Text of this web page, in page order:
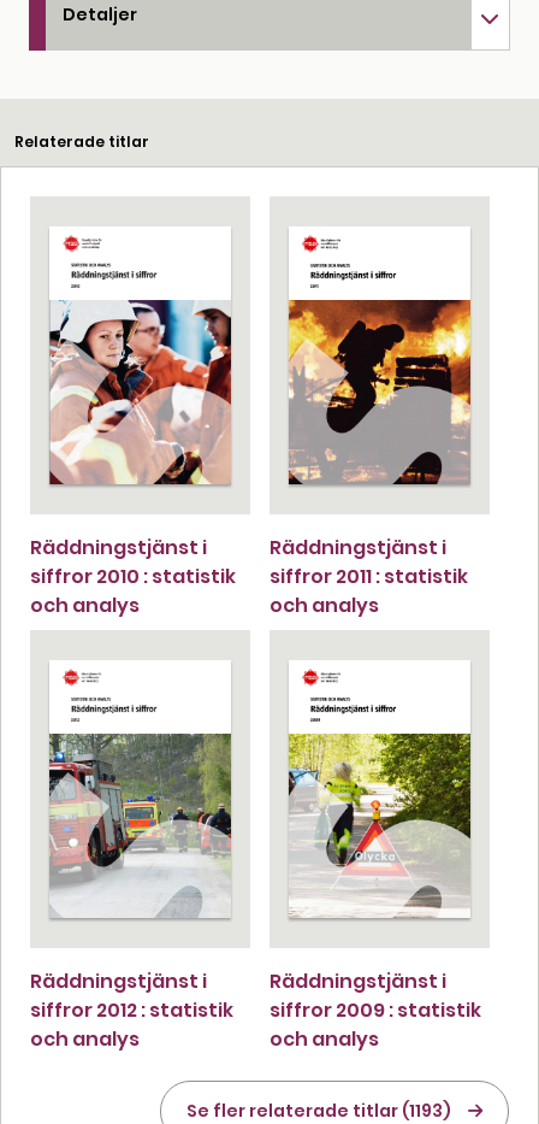
Detaljer
Relaterade titlar
Räddningstjänst i
siffror 2010 : statistik
och analys
Räddningstjänst i
siffror 2011 : statistik
och analys
Räddningstjänst i
siffror 2012 : statistik
och analys
Räddningstjänst i
siffror 2009 : statistik
och analys
Se fler relaterade titlar (1193)